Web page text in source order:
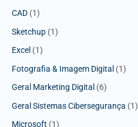
CAD (1)
Sketchup (1)
Excel (1)
Fotografia & Imagem Digital (1)
Geral Marketing Digital (6)
Geral Sistemas Cibersegurança (1)
Microsoft (1)